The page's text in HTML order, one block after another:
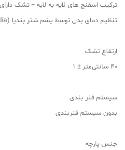
ترکیب اسفنج های لایه به لایه – تشک
تنظیم دمای بدن توسط پشم شتر بندیا (bandia) و کاهش استرس
ارتفاع تشک
40 سانتی‌متر ± 1
سیستم فنر بندی
بدون سیستم فنربندی
جنس پارچه